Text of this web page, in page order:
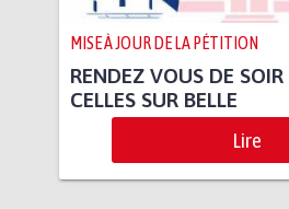
MISE À JOUR DE LA PÉTITION
RENDEZ VOUS DE
CELLES SUR BELLE
Lire